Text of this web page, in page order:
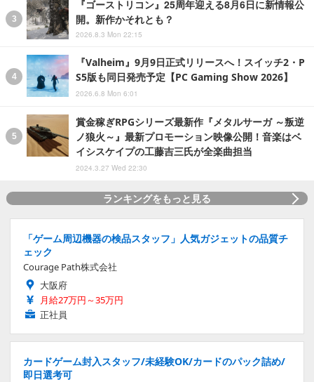
『ゴーストリコン』25周年迎える8月6日に新情報公
開。新作かそれとも？
2026.8.3 Mon 22:15
『Valheim』9月9日正式リリースへ！スイッチ2・P
S5版も同日発売予定【PC Gaming Show 2026】
2026.6.8 Mon 6:01
賞金稼ぎRPGシリーズ最新作『メタルサーガ ～叛逆
ノ狼火～』最新プロモーション映像公開！音楽はベ
イシスケイプの工藤吉三氏が全楽曲担当
2024.3.27 Wed 22:30
ランキングをもっと見る
「ゲーム周辺機器の検品スタッフ」人気ガジェットの品質チ
ェック
Courage Path株式会社
大阪府
月給27万円～35万円
正社員
カードゲーム封入スタッフ/未経験OK/カードのパック詰め/
即日選考可